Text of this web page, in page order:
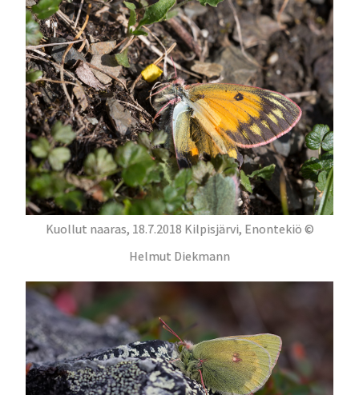
Kuollut naaras, 18.7.2018 Kilpisjärvi, Enontekiö ©
Helmut Diekmann